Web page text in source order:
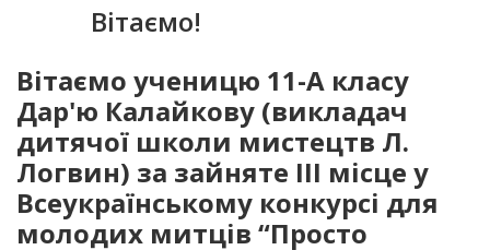
Вітаємо!
Вітаємо ученицю 11-А класу
Дар'ю Калайкову (викладач
дитячої школи мистецтв Л.
Логвин) за зайняте ІІІ місце у
Всеукраїнському конкурсі для
молодих митців “Просто